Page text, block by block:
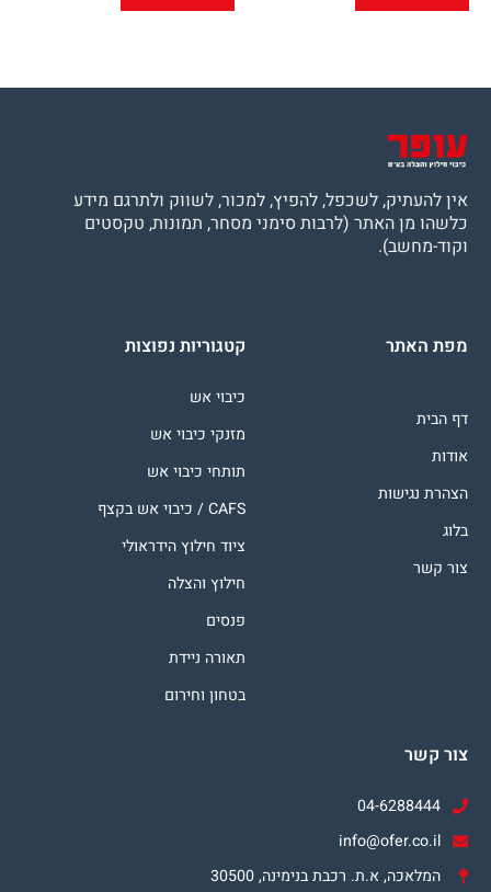
אין להעתיק, לשכפל, להפיץ, למכור, לשווק ולתרגם מידע
כלשהו מן האתר (לרבות סימני מסחר, תמונות, טקסטים
וקוד-מחשב).
מפת האתר
דף הבית
אודות
הצהרת נגישות
בלוג
צור קשר
קטגוריות נפוצות
כיבוי אש
מזנקי כיבוי אש
תותחי כיבוי אש
CAFS / כיבוי אש בקצף
ציוד חילוץ הידראולי
חילוץ והצלה
פנסים
תאורה ניידת
בטחון וחירום
צור קשר
04-6288444
info@ofer.co.il
המלאכה, א.ת. רכבת בנימינה, 30500